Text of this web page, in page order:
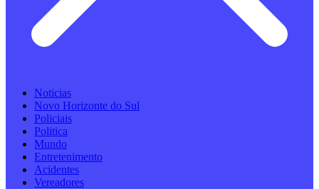
Noticias
Novo Horizonte do Sul
Policiais
Politica
Mundo
Entretenimento
Acidentes
Vereadores